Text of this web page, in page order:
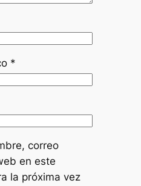
*
correo
en este
la próxima vez